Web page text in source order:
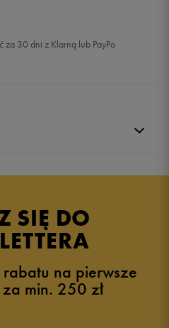
za 30 dni z Klarną lub PayPo
SIĘ DO
na pierwsze
min. 250 zł